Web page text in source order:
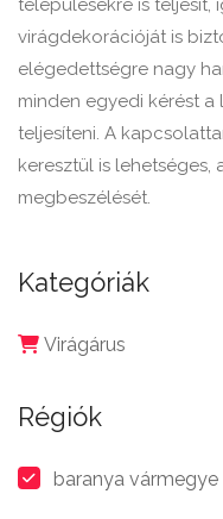
településekre is teljesít,
virágdekorációját is
elégedettségre nagy
minden egyedi kérést
teljesíteni. A
keresztül is
megbeszélését.
Kategóriák
Virágárus
Régiók
baranya vármegye